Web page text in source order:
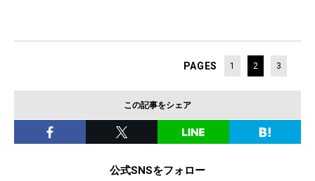
PAGES 1 2 3
この記事をシェア
公式SNSをフォロー